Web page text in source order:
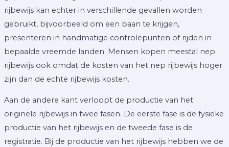
rijbewijs kan echter in verschillende gevallen worden
gebruikt, bijvoorbeeld om een baan te krijgen,
presenteren in handmatige controlepunten of rijden in
bepaalde vreemde landen. Mensen kopen meestal nep
rijbewijs ook omdat de kosten van het nep rijbewijs hoger
zijn dan de echte rijbewijs kosten.
Aan de andere kant verloopt de productie van het
originele rijbewijs in twee fasen. De eerste fase is de fysieke
productie van het rijbewijs en de tweede fase is de
registratie. Bij de productie van het rijbewijs hebben we de